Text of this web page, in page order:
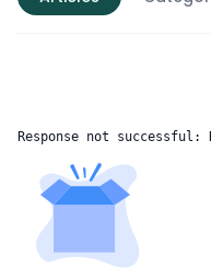
Response not successful: